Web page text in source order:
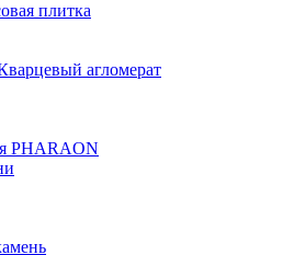
плитка
агломерат
PHARAON